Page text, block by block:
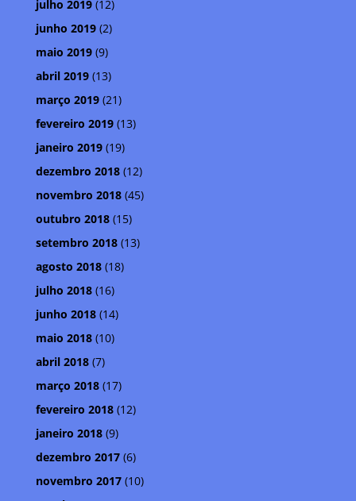
julho 2019(12)
junho 2019(2)
maio 2019(9)
abril 2019(13)
março 2019(21)
fevereiro 2019(13)
janeiro 2019(19)
dezembro 2018(12)
novembro 2018(45)
outubro 2018(15)
setembro 2018(13)
agosto 2018(18)
julho 2018(16)
junho 2018(14)
maio 2018(10)
abril 2018(7)
março 2018(17)
fevereiro 2018(12)
janeiro 2018(9)
dezembro 2017(6)
novembro 2017(10)